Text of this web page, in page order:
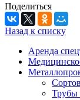
Поделиться
Назад к списку
Аренда
Трубы